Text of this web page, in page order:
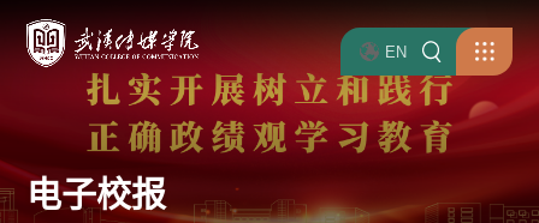
EN
电子校报